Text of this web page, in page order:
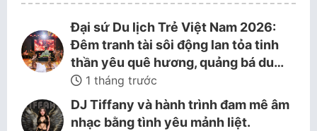
Đại sứ Du lịch Trẻ Việt Nam 2026:
Đêm tranh tài sôi động lan tỏa tinh
thần yêu quê hương, quảng bá du…
1 tháng trước
DJ Tiffany và hành trình đam mê âm
nhạc bằng tình yêu mảnh liệt.